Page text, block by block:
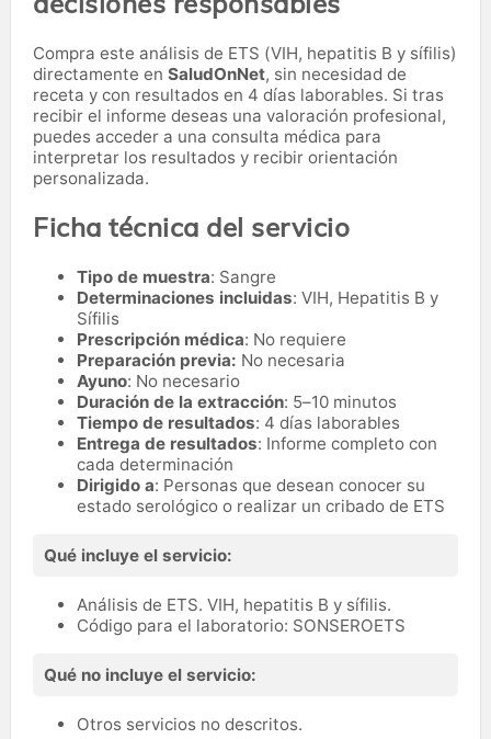
Compra este análisis de ETS (VIH, hepatitis B y sífilis)
directamente en SaludOnNet, sin necesidad de
receta y con resultados en 4 días laborables. Si tras
recibir el informe deseas una valoración profesional,
puedes acceder a una consulta médica para
interpretar los resultados y recibir orientación
personalizada.
Ficha técnica del servicio
Tipo de muestra: Sangre
Determinaciones incluidas: VIH, Hepatitis B y
Sífilis
Prescripción médica: No requiere
Preparación previa: No necesaria
Ayuno: No necesario
Duración de la extracción: 5–10 minutos
Tiempo de resultados: 4 días laborables
Entrega de resultados: Informe completo con
cada determinación
Dirigido a: Personas que desean conocer su
estado serológico o realizar un cribado de ETS
Qué incluye el servicio:
Análisis de ETS. VIH, hepatitis B y sífilis.
Código para el laboratorio: SONSEROETS
Qué no incluye el servicio:
Otros servicios no descritos.